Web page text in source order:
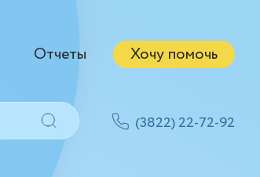
Отчеты Хочу помочь
(3822) 22-72-92